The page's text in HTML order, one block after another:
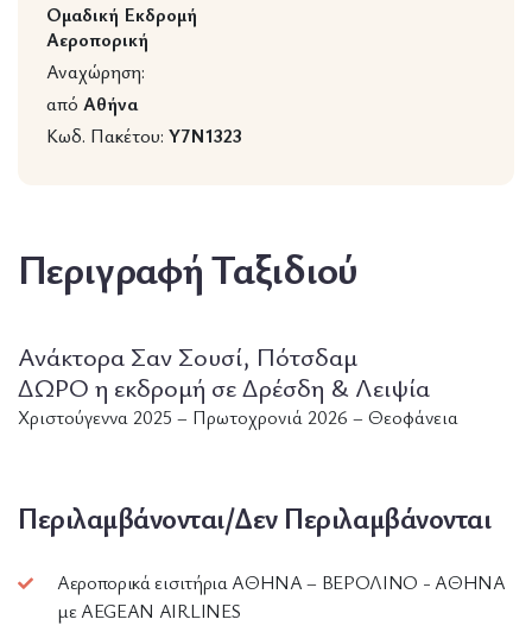
Ομαδική Εκδρομή
Αεροπορική
Αναχώρηση:
από Αθήνα
Κωδ. Πακέτου: Y7N1323
Περιγραφή Ταξιδιού
Ανάκτορα Σαν Σουσί, Πότσδαμ
ΔΩΡΟ η εκδρομή σε Δρέσδη & Λειψία
Χριστούγεννα 2025 – Πρωτοχρονιά 2026 – Θεοφάνεια
Περιλαμβάνονται/Δεν Περιλαμβάνονται
Αεροπορικά εισιτήρια ΑΘΗΝΑ – ΒΕΡΟΛΙΝΟ - ΑΘΗΝΑ
με AEGEAN AIRLINES